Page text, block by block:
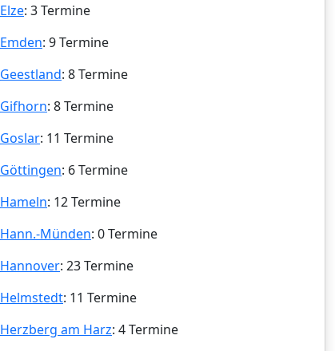
Elze: 3 Termine
Emden: 9 Termine
Geestland: 8 Termine
Gifhorn: 8 Termine
Goslar: 11 Termine
Göttingen: 6 Termine
Hameln: 12 Termine
Hann.-Münden: 0 Termine
Hannover: 23 Termine
Helmstedt: 11 Termine
Herzberg am Harz: 4 Termine